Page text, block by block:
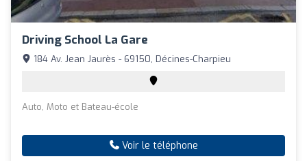
Driving School La Gare
184 Av. Jean Jaurès - 69150, Décines-Charpieu
Auto, Moto et Bateau-école
Voir le téléphone